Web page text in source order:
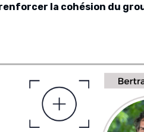
la cohésion du